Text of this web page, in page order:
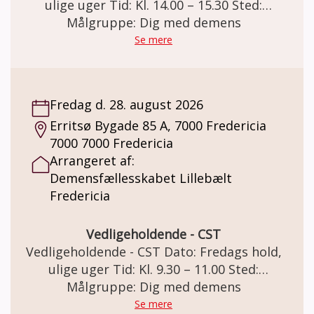
ulige uger Tid: Kl. 14.00 – 15.30 Sted:
Demensfællesskabet Lillebælt Vendersgade
43, 7000 Fredericia Vedligeholdende - CST
henholdsvis tirsdage, onsdage og fredage i
ulige uger. Deltagerne tilbydes et forløb i en
lukket gruppe i et ½ år ad gangen.
Vedligeholdende - CST sigter mod at
vedligeholde og styrke deltagernes kognitive
og sociale færdigheder. Nøgleprincipper
medinddragelse, morskab, relationer,
reminiscens, synspunkter og mening – frem
for fakta m.m. Pris: Deltagelse på holdet er
Ved interesse kontakt Demensfællesskabet
Målgruppe: Dig med demens
Se mere
Fredag d. 28. august 2026
Erritsø Bygade 85 A, 7000 Fredericia
7000 7000 Fredericia
Arrangeret af:
Demensfællesskabet Lillebælt
Fredericia
Vedligeholdende - CST
Vedligeholdende - CST Dato: Fredags hold,
ulige uger Tid: Kl. 9.30 – 11.00 Sted:
Demensfællesskabet Lillebælt Annekset
Erritsø Bygade 85 A Erritsø, 7000 Fredericia
Målgruppe: Dig med demens
Se mere